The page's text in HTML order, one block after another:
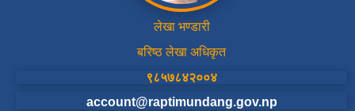
लेखा भण्डारी
बरिष्ठ लेखा अधिकृत
९८५७८४२००४
account@raptimundang.gov.np